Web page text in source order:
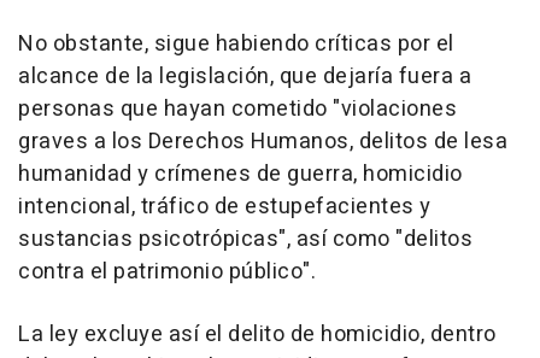
No obstante, sigue habiendo críticas por el
alcance de la legislación, que dejaría fuera a
personas que hayan cometido "violaciones
graves a los Derechos Humanos, delitos de lesa
humanidad y crímenes de guerra, homicidio
intencional, tráfico de estupefacientes y
sustancias psicotrópicas", así como "delitos
contra el patrimonio público".
La ley excluye así el delito de homicidio, dentro